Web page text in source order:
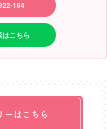
164
はこちら
ーはこちら